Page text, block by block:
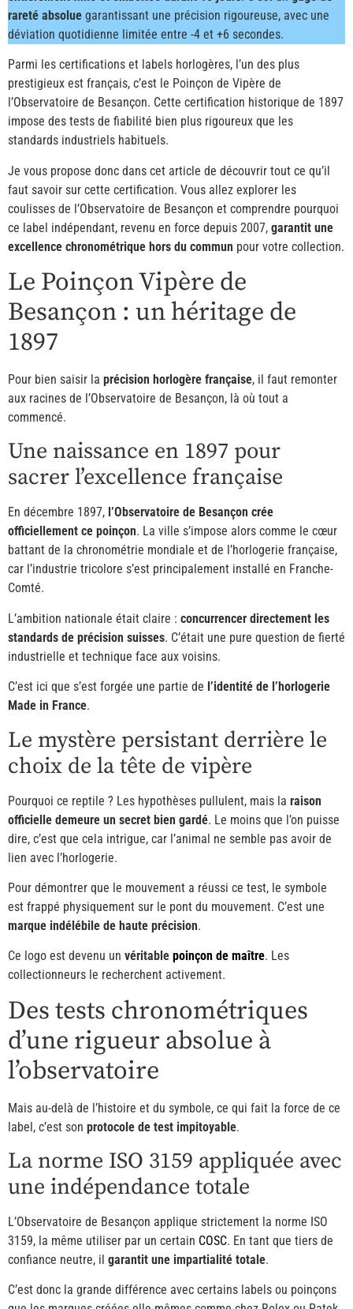
rareté absolue garantissant une précision rigoureuse, avec une
déviation quotidienne limitée entre -4 et +6 secondes.
Parmi les certifications et labels horlogères, l’un des plus
prestigieux est français, c’est le Poinçon de Vipère de
l’Observatoire de Besançon. Cette certification historique de 1897
impose des tests de fiabilité bien plus rigoureux que les
standards industriels habituels.
Je vous propose donc dans cet article de découvrir tout ce qu’il
faut savoir sur cette certification. Vous allez explorer les
coulisses de l’Observatoire de Besançon et comprendre pourquoi
ce label indépendant, revenu en force depuis 2007, garantit une
excellence chronométrique hors du commun pour votre collection.
Le Poinçon Vipère de
Besançon : un héritage de
1897
Pour bien saisir la précision horlogère française, il faut remonter
aux racines de l’Observatoire de Besançon, là où tout a
commencé.
Une naissance en 1897 pour
sacrer l’excellence française
En décembre 1897, l’Observatoire de Besançon crée
officiellement ce poinçon. La ville s’impose alors comme le cœur
battant de la chronométrie mondiale et de l’horlogerie française,
car l’industrie tricolore s’est principalement installé en Franche-
Comté.
L’ambition nationale était claire : concurrencer directement les
standards de précision suisses. C’était une pure question de fierté
industrielle et technique face aux voisins.
C’est ici que s’est forgée une partie de l’identité de l’horlogerie
Made in France.
Le mystère persistant derrière le
choix de la tête de vipère
Pourquoi ce reptile ? Les hypothèses pullulent, mais la raison
officielle demeure un secret bien gardé. Le moins que l’on puisse
dire, c’est que cela intrigue, car l’animal ne semble pas avoir de
lien avec l’horlogerie.
Pour démontrer que le mouvement a réussi ce test, le symbole
est frappé physiquement sur le pont du mouvement. C’est une
marque indélébile de haute précision.
Ce logo est devenu un véritable poinçon de maître. Les
collectionneurs le recherchent activement.
Des tests chronométriques
d’une rigueur absolue à
l’observatoire
Mais au-delà de l’histoire et du symbole, ce qui fait la force de ce
label, c’est son protocole de test impitoyable.
La norme ISO 3159 appliquée avec
une indépendance totale
L’Observatoire de Besançon applique strictement la norme ISO
3159, la même utiliser par un certain COSC. En tant que tiers de
confiance neutre, il garantit une impartialité totale.
C’est donc la grande différence avec certains labels ou poinçons